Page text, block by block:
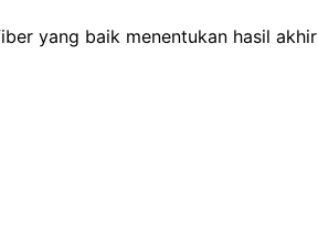
yang baik menentukan hasil akhir